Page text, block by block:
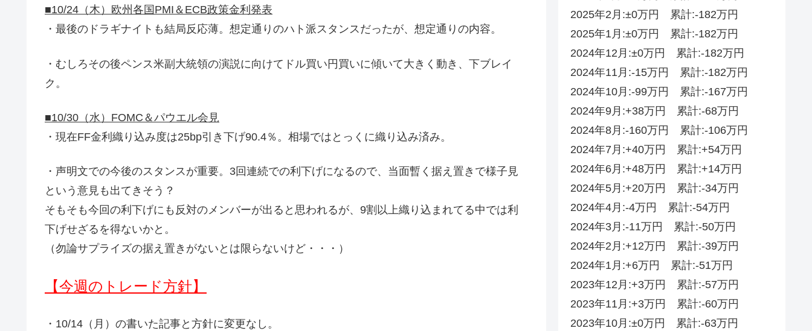
■10/24（木）欧州各国PMI＆ECB政策金利発表
・最後のドラギナイトも結局反応薄。想定通りのハト派スタンスだったが、想定通りの内容。
・むしろその後ペンス米副大統領の演説に向けてドル買い円買いに傾いて大きく動き、下ブレイ
ク。
■10/30（水）FOMC＆パウエル会見
・現在FF金利織り込み度は25bp引き下げ90.4％。相場ではとっくに織り込み済み。
・声明文での今後のスタンスが重要。3回連続での利下げになるので、当面暫く据え置きで様子見
という意見も出てきそう？
そもそも今回の利下げにも反対のメンバーが出ると思われるが、9割以上織り込まれてる中では利
下げせざるを得ないかと。
（勿論サプライズの据え置きがないとは限らないけど・・・）
【今週のトレード方針】
・10/14（月）の書いた記事と方針に変更なし。
2025年2月:±0万円 累計:-182万円
2025年1月:±0万円 累計:-182万円
2024年12月:±0万円 累計:-182万円
2024年11月:-15万円 累計:-182万円
2024年10月:-99万円 累計:-167万円
2024年9月:+38万円 累計:-68万円
2024年8月:-160万円 累計:-106万円
2024年7月:+40万円 累計:+54万円
2024年6月:+48万円 累計:+14万円
2024年5月:+20万円 累計:-34万円
2024年4月:-4万円 累計:-54万円
2024年3月:-11万円 累計:-50万円
2024年2月:+12万円 累計:-39万円
2024年1月:+6万円 累計:-51万円
2023年12月:+3万円 累計:-57万円
2023年11月:+3万円 累計:-60万円
2023年10月:±0万円 累計:-63万円